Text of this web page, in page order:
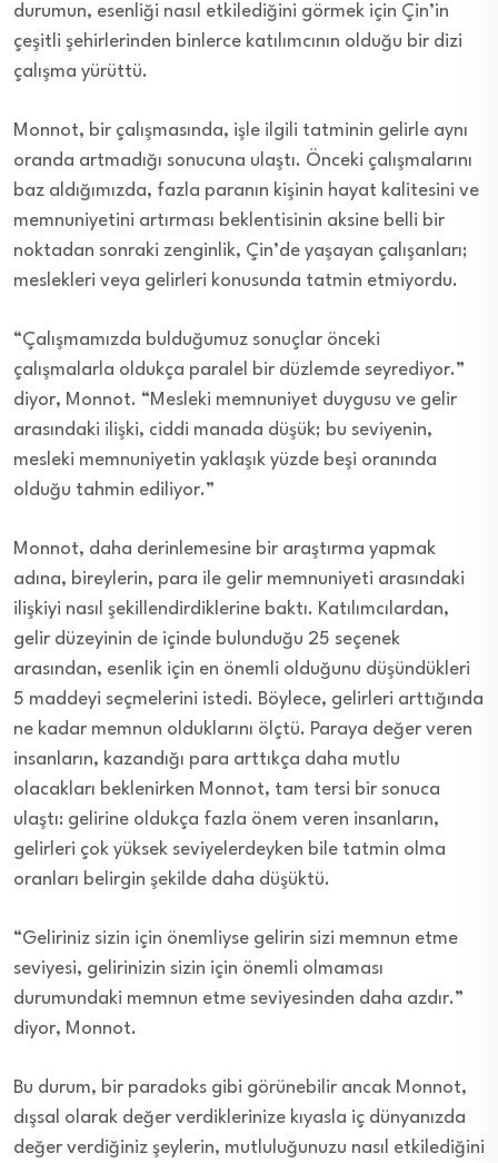
durumun, esenliği nasıl etkilediğini görmek için Çin’in
çeşitli şehirlerinden binlerce katılımcının olduğu bir dizi
çalışma yürüttü.
Monnot, bir çalışmasında, işle ilgili tatminin gelirle aynı
oranda artmadığı sonucuna ulaştı. Önceki çalışmalarını
baz aldığımızda, fazla paranın kişinin hayat kalitesini ve
memnuniyetini artırması beklentisinin aksine belli bir
noktadan sonraki zenginlik, Çin’de yaşayan çalışanları;
meslekleri veya gelirleri konusunda tatmin etmiyordu.
“Çalışmamızda bulduğumuz sonuçlar önceki
çalışmalarla oldukça paralel bir düzlemde seyrediyor.”
diyor, Monnot. “Mesleki memnuniyet duygusu ve gelir
arasındaki ilişki, ciddi manada düşük; bu seviyenin,
mesleki memnuniyetin yaklaşık yüzde beşi oranında
olduğu tahmin ediliyor.”
Monnot, daha derinlemesine bir araştırma yapmak
adına, bireylerin, para ile gelir memnuniyeti arasındaki
ilişkiyi nasıl şekillendirdiklerine baktı. Katılımcılardan,
gelir düzeyinin de içinde bulunduğu 25 seçenek
arasından, esenlik için en önemli olduğunu düşündükleri
5 maddeyi seçmelerini istedi. Böylece, gelirleri arttığında
ne kadar memnun olduklarını ölçtü. Paraya değer veren
insanların, kazandığı para arttıkça daha mutlu
olacakları beklenirken Monnot, tam tersi bir sonuca
ulaştı: gelirine oldukça fazla önem veren insanların,
gelirleri çok yüksek seviyelerdeyken bile tatmin olma
oranları belirgin şekilde daha düşüktü.
“Geliriniz sizin için önemliyse gelirin sizi memnun etme
seviyesi, gelirinizin sizin için önemli olmaması
durumundaki memnun etme seviyesinden daha azdır.”
diyor, Monnot.
Bu durum, bir paradoks gibi görünebilir ancak Monnot,
dışsal olarak değer verdiklerinize kıyasla iç dünyanızda
değer verdiğiniz şeylerin, mutluluğunuzu nasıl etkilediğini